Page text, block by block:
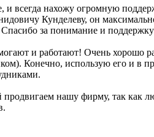
всегда нахожу огромную
Кунделеву, он
за понимание и
и работают! Очень хорошо
Конечно, использую его и в
нашу фирму, так как